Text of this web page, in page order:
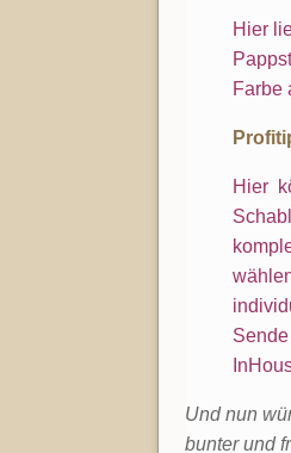
Hier
Farbe
Hier
Und nun
bunter und